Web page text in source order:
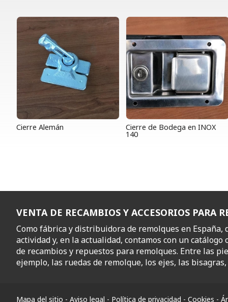
Cierre Alemán Cierre de Bodega en INOX
140
VENTA DE RECAMBIOS Y ACCESORIOS PARA
Como fábrica y distribuidora de remolques en España,
actividad y, en la actualidad, contamos con un
de recambios y repuestos para remolques. Entre las
ejemplo, las ruedas de remolque, los ejes, las
Mapa del sitio - Aviso legal - Política de privacidad - Cookies -